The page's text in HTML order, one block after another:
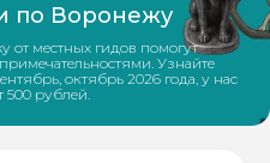
по Воронежу
местных гидов помогут
Узнайте
октябрь 2026 года, у нас
рублей.